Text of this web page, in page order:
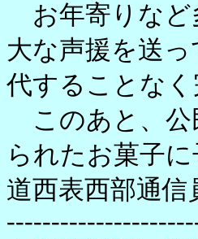
お年寄りなど
大な声援を送
代することなく
このあと、公
られたお菓子
道西表西部通信